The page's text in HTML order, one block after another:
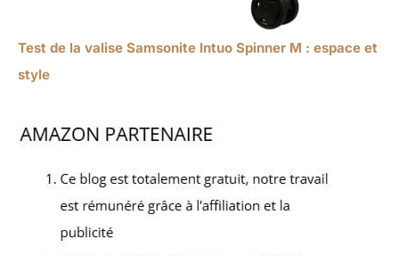
Test de la valise Samsonite Intuo Spinner M : espace et
style